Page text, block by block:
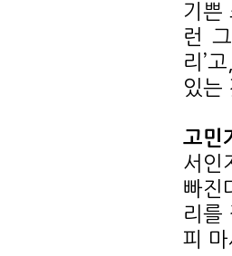
기쁜
런
리’
있는
고
서인
빠진
리를
피